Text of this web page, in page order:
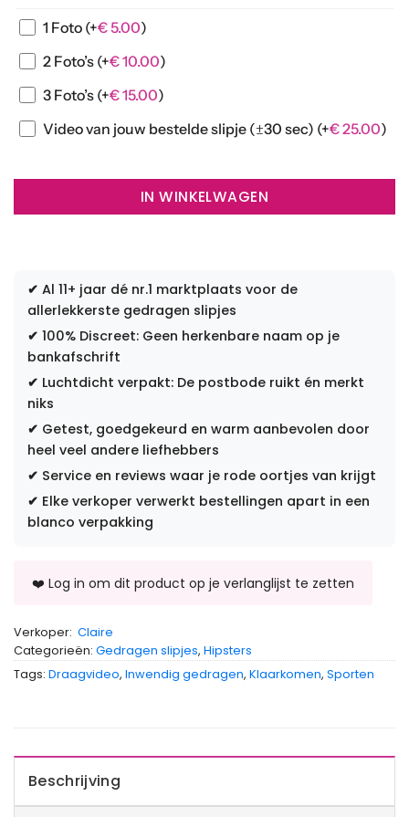
1 Foto (+€5.00)
2 Foto’s (+€10.00)
3 Foto’s (+€15.00)
Video van jouw bestelde slipje (±30 sec) (+€25.00)
IN WINKELWAGEN
✔ Al 11+ jaar dé nr.1 marktplaats voor de
allerlekkerste gedragen slipjes
✔ 100% Discreet: Geen herkenbare naam op je
bankafschrift
✔ Luchtdicht verpakt: De postbode ruikt én merkt
niks
✔ Getest, goedgekeurd en warm aanbevolen door
heel veel andere liefhebbers
✔ Service en reviews waar je rode oortjes van krijgt
✔ Elke verkoper verwerkt bestellingen apart in een
blanco verpakking
Verkoper: Claire
Categorieën: Gedragen slipjes, Hipsters
Tags: Draagvideo, Inwendig gedragen, Klaarkomen, Sporten
Beschrijving